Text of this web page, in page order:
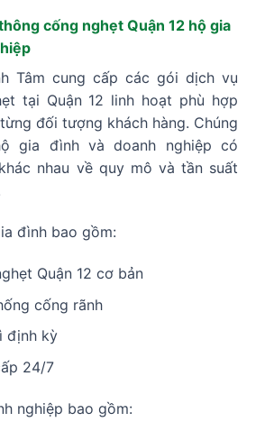
cống nghẹt Quận 12 hộ gia
Tâm cung cấp các gói dịch vụ
tại Quận 12 linh hoạt phù hợp
đối tượng khách hàng. Chúng
gia đình và doanh nghiệp có
nhau về quy mô và tần suất
đình bao gồm:
Quận 12 cơ bản
cống rãnh
định kỳ
24/7
nghiệp bao gồm: